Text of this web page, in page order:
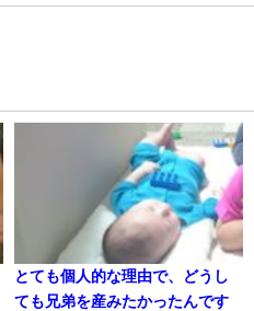
とても個人的な理由で、どうし
ても兄弟を産みたかったんです